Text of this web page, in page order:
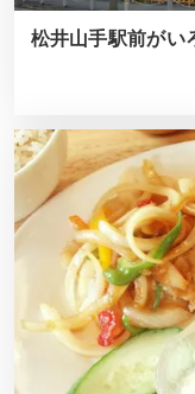
松井山手駅前がい